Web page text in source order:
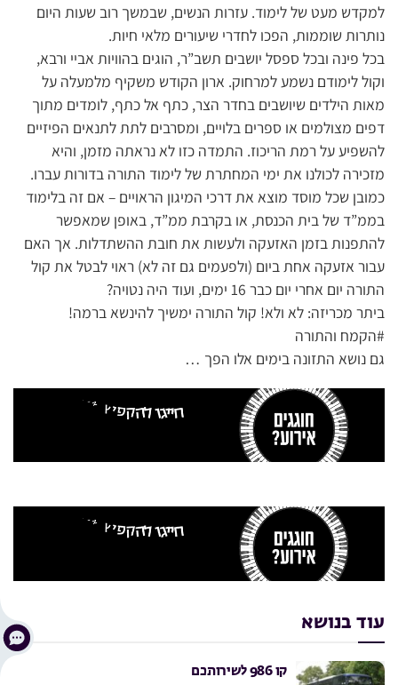
למקדש מעט של לימוד. עזרות הנשים, שבמשך רוב שעות היום
נותרות שוממות, הפכו לחדרי שיעורים מלאי חיות.
בכל פינה ובכל ספסל יושבים תשב”ר, הוגים בהוויות אביי ורבא,
וקול לימודם נשמע למרחוק. ארון הקודש משקיף מלמעלה על
מאות הילדים שיושבים בחדר הצר, כתף אל כתף, לומדים מתוך
דפים מצולמים או ספרים בלויים, ומסרבים לתת לתנאים הפיזיים
להשפיע על רמת הריכוז. התמדה כזו לא נראתה מזמן, והיא
מזכירה לכולנו את ימי המחתרת של לימוד התורה בדורות עברו.
כמובן שכל מוסד מוצא את דרכי המיגון הראויים – אם זה בלימוד
בממ”ד של בית הכנסת, או בקרבת ממ”ד, באופן שמאפשר
להתפנות בזמן האזעקה ולעשות את חובת ההשתדלות. אך האם
עבור אזעקה אחת ביום (ולפעמים גם זה לא) ראוי לבטל את קול
התורה יום אחרי יום כבר 16 ימים, ועוד היה נטויה?
ביתר מכריזה: לא ולא! קול התורה ימשיך להינשא ברמה!
#הקמח והתורה
גם נושא התזונה בימים אלו הפך …
עוד בנושא
קו 986 לשירותכם